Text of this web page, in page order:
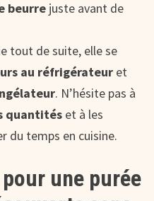
beurrejuste avant de
tout de suite, elle se
au réfrigérateuret
. N’hésite pas à
quantitéset à les
du temps en cuisine.
une purée